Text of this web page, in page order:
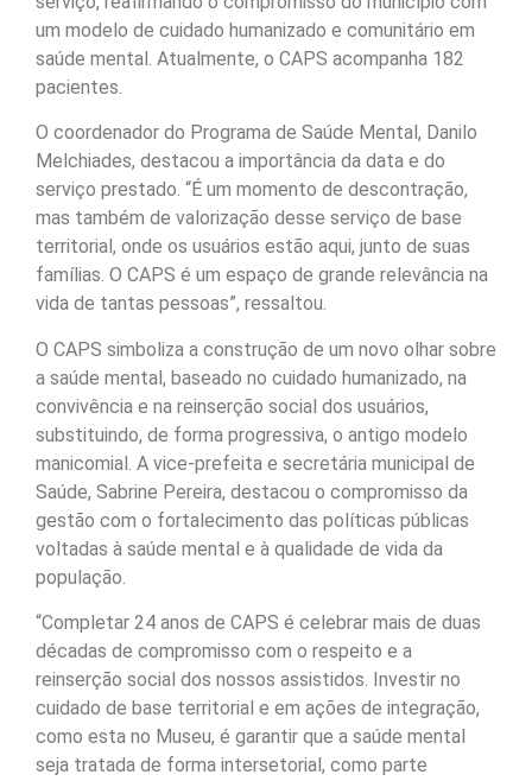
um modelo de cuidado humanizado e comunitário em
saúde mental. Atualmente, o CAPS acompanha 182
pacientes.
O coordenador do Programa de Saúde Mental, Danilo
Melchiades, destacou a importância da data e do
serviço prestado. “É um momento de descontração,
mas também de valorização desse serviço de base
territorial, onde os usuários estão aqui, junto de suas
famílias. O CAPS é um espaço de grande relevância na
vida de tantas pessoas”, ressaltou.
O CAPS simboliza a construção de um novo olhar sobre
a saúde mental, baseado no cuidado humanizado, na
convivência e na reinserção social dos usuários,
substituindo, de forma progressiva, o antigo modelo
manicomial. A vice-prefeita e secretária municipal de
Saúde, Sabrine Pereira, destacou o compromisso da
gestão com o fortalecimento das políticas públicas
voltadas à saúde mental e à qualidade de vida da
população.
“Completar 24 anos de CAPS é celebrar mais de duas
décadas de compromisso com o respeito e a
reinserção social dos nossos assistidos. Investir no
cuidado de base territorial e em ações de integração,
como esta no Museu, é garantir que a saúde mental
seja tratada de forma intersetorial, como parte